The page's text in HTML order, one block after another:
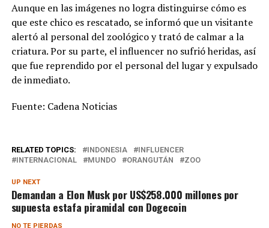
Aunque en las imágenes no logra distinguirse cómo es
que este chico es rescatado, se informó que un visitante
alertó al personal del zoológico y trató de calmar a la
criatura. Por su parte, el influencer no sufrió heridas, así
que fue reprendido por el personal del lugar y expulsado
de inmediato.
Fuente: Cadena Noticias
RELATED TOPICS: INDONESIA
INFLUENCER
INTERNACIONAL
MUNDO ORANGUTÁN ZOO
UP NEXT
Demandan a Elon Musk por US$258.000 millones por
supuesta estafa piramidal con Dogecoin
NO TE PIERDAS